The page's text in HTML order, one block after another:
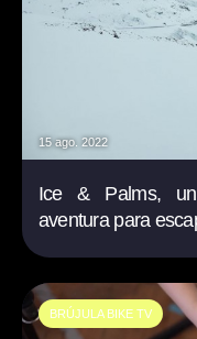
15 ago. 2022
Ice & Palms,
aventura para
BRÚJULA BIKE TV